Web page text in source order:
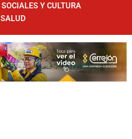
SOCIALES Y CULTURA
SALUD